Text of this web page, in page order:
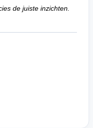
de juiste inzichten.